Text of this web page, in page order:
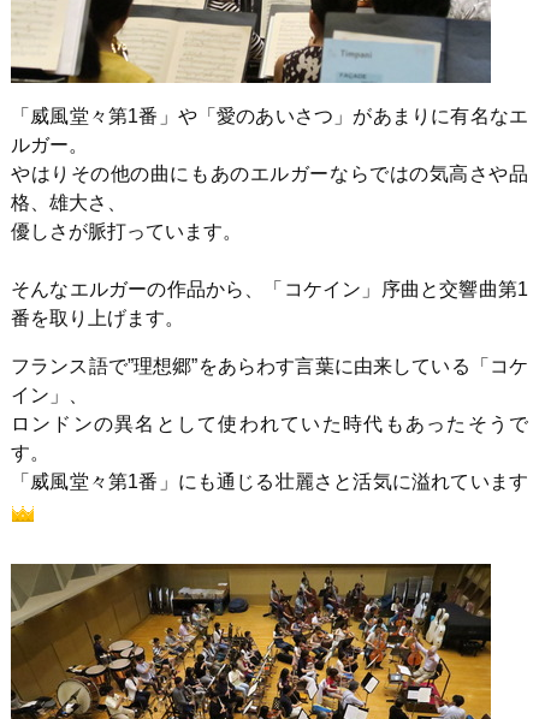
「威風堂々第1番」や「愛のあいさつ」があまりに有名なエ
ルガー。
やはりその他の曲にもあのエルガーならではの気高さや品
格、雄大さ、
優しさが脈打っています。
そんなエルガーの作品から、「コケイン」序曲と交響曲第1
番を取り上げます。
フランス語で”理想郷”をあらわす言葉に由来している「コケ
イン」、
ロンドンの異名として使われていた時代もあったそうで
す。
「威風堂々第1番」にも通じる壮麗さと活気に溢れています